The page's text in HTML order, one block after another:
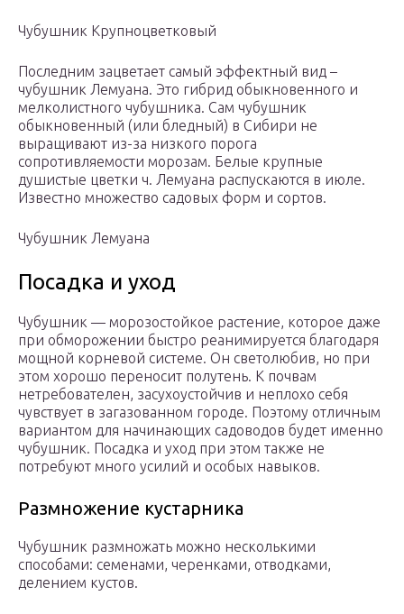
Чубушник Крупноцветковый
Последним зацветает самый эффектный вид –
чубушник Лемуана. Это гибрид обыкновенного и
мелколистного чубушника. Сам чубушник
обыкновенный (или бледный) в Сибири не
выращивают из-за низкого порога
сопротивляемости морозам. Белые крупные
душистые цветки ч. Лемуана распускаются в июле.
Известно множество садовых форм и сортов.
Чубушник Лемуана
Посадка и уход
Чубушник — морозостойкое растение, которое даже
при обморожении быстро реанимируется благодаря
мощной корневой системе. Он светолюбив, но при
этом хорошо переносит полутень. К почвам
нетребователен, засухоустойчив и неплохо себя
чувствует в загазованном городе. Поэтому отличным
вариантом для начинающих садоводов будет именно
чубушник. Посадка и уход при этом также не
потребуют много усилий и особых навыков.
Размножение кустарника
Чубушник размножать можно несколькими
способами: семенами, черенками, отводками,
делением кустов.